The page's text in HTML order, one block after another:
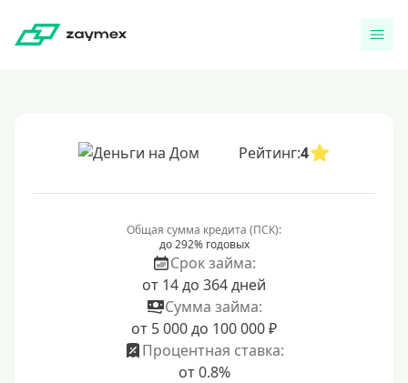
Рейтинг:4
Общая сумма кредита (ПСК):
до 292% годовых
Срок займа:
от 14 до 364 дней
Сумма займа:
от 5 000 до 100 000 ₽
Процентная ставка:
от 0.8%